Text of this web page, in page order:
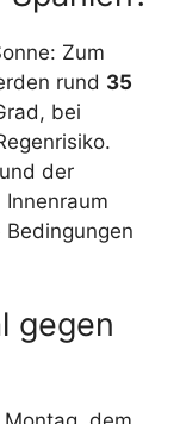
Zum
rund 35
bei
der
gegen